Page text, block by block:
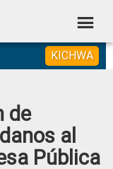
KICHWA
de
al
Pública